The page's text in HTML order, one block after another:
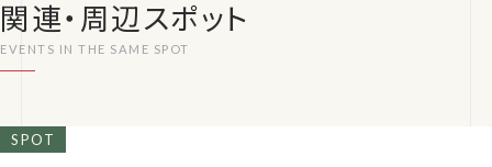
関連・周辺スポット